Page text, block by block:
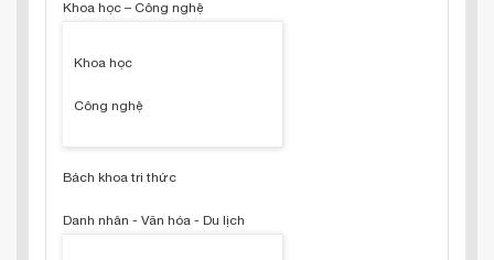
Khoa học – Công nghệ
Khoa học
Công nghệ
Bách khoa tri thức
Danh nhân - Văn hóa - Du lịch